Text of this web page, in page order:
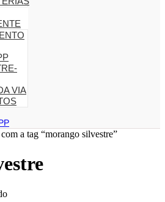
VIA
a tag “morango silvestre”